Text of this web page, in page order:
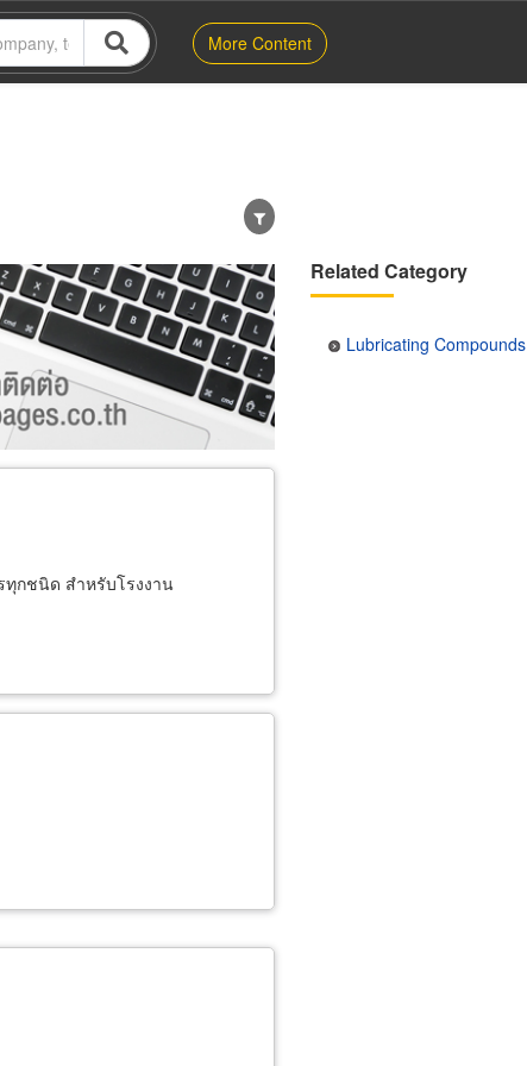
More Content
Service Business
กชนิด สำหรับโรงงาน
Related Category
Lubricating Compounds